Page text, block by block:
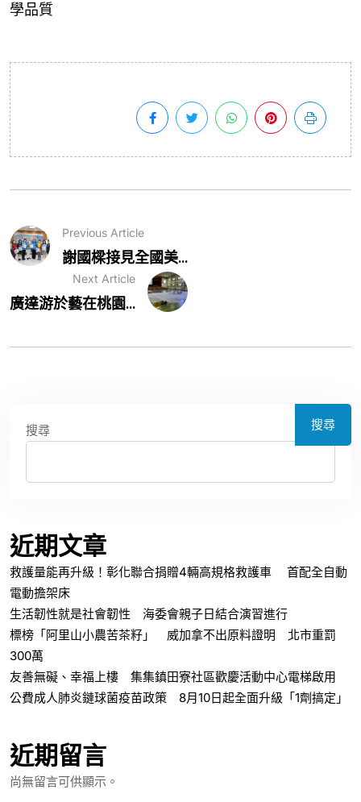
學品質
Previous Article
謝國樑接見全國美...
Next Article
廣達游於藝在桃園...
搜尋 搜尋
近期文章
救護量能再升級！彰化聯合捐贈4輛高規格救護車 首配全自動
電動擔架床
生活韌性就是社會韌性 海委會親子日結合演習進行
標榜「阿里山小農苦茶籽」 威加拿不出原料證明 北市重罰
300萬
友善無礙、幸福上樓 集集鎮田寮社區歡慶活動中心電梯啟用
公費成人肺炎鏈球菌疫苗政策 8月10日起全面升級「1劑搞定」
近期留言
尚無留言可供顯示。